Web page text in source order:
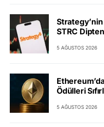
STRC
5 AĞUSTOS 2026
Ödülleri
5 AĞUSTOS 2026